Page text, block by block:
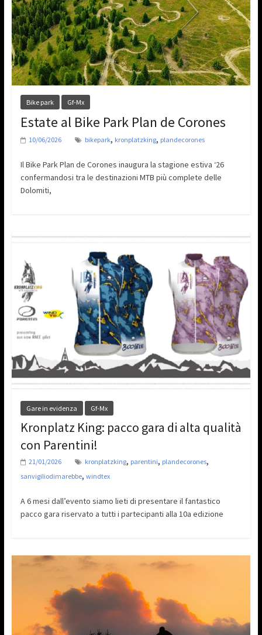
Bike park Gf-Mx
Estate al Bike Park Plan de Corones
10/06/2026 bikepark, kronplatzking, plandecorones
Il Bike Park Plan de Corones inaugura la stagione estiva ‘26
confermandosi tra le destinazioni MTB più complete delle
Dolomiti,
Gare in evidenza Gf-Mx
Kronplatz King: pacco gara di alta qualità
con Parentini!
21/01/2026 kronplatzking, parentini, plandecorones,
sanvigiliodimarebbe, windtex
A 6 mesi dall’evento siamo lieti di presentare il fantastico
pacco gara riservato a tutti i partecipanti alla 10a edizione